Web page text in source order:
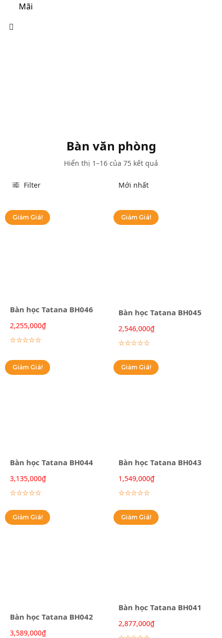
Mãi
Bàn văn phòng
Hiển thị 1–16 của 75 kết quả
Filter
Giảm Giá!
Bàn học Tatana BH046
2,255,000₫
Lựa chọn các tùy chọn
Giảm Giá!
Bàn học Tatana BH045
2,546,000₫
Lựa chọn các tùy chọn
Giảm Giá!
Bàn học Tatana BH044
3,135,000₫
Lựa chọn các tùy chọn
Giảm Giá!
Bàn học Tatana BH043
1,549,000₫
Lựa chọn các tùy chọn
Giảm Giá!
Bàn học Tatana BH042
3,589,000₫
Giảm Giá!
Bàn học Tatana BH041
2,877,000₫
Lựa chọn các tùy chọn